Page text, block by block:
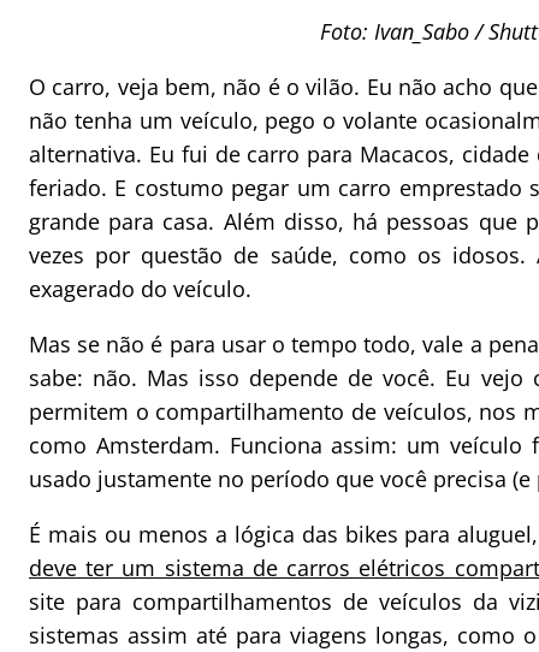
Foto: Ivan_Sabo /
O carro, veja bem, não é o vilão. Eu não acho
não tenha um veículo, pego o volante
alternativa. Eu fui de carro para Macacos,
feriado. E costumo pegar um carro emprestado
grande para casa. Além disso, há pessoas
vezes por questão de saúde, como os
exagerado do veículo.
Mas se não é para usar o tempo todo, vale a
sabe: não. Mas isso depende de você. Eu
permitem o compartilhamento de veículos, nos
como Amsterdam. Funciona assim: um
usado justamente no período que você precisa
É mais ou menos a lógica das bikes para
deve ter um sistema de carros elétricos
site para compartilhamentos de veículos da
sistemas assim até para viagens longas, como